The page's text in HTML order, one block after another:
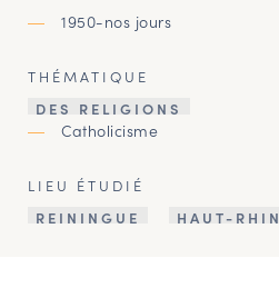
1950-nos jours
THÉMATIQUE
DES RELIGIONS
Catholicisme
LIEU ÉTUDIÉ
REININGUE
HAUT-RHIN